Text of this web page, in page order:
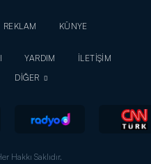
REKLAM
KÜNYE
YARDIM
İLETİŞİM
DİĞER
Hakkı Saklıdır.